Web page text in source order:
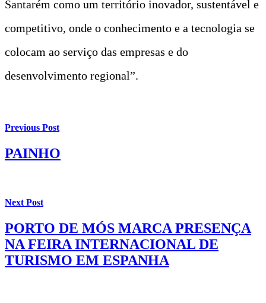
Santarém como um território inovador, sustentável e
competitivo, onde o conhecimento e a tecnologia se
colocam ao serviço das empresas e do
desenvolvimento regional”.
Previous Post
PAINHO
Next Post
PORTO DE MÓS MARCA PRESENÇA
NA FEIRA INTERNACIONAL DE
TURISMO EM ESPANHA